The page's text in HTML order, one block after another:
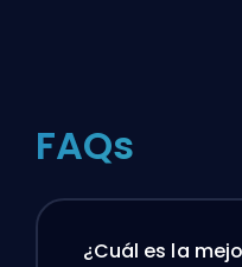
FAQs
¿Cuál es la